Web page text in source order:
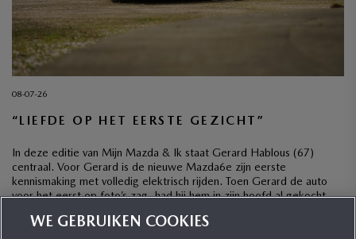
08-07-26
“LIEFDE OP HET EERSTE GEZICHT”
In deze editie van Mijn Mazda & Ik staat Gerard Hablous (67)
centraal. Voor Gerard is de nieuwe Mazda6e zijn eerste
kennismaking met volledig elektrisch rijden. Toen Gerard de auto
voor het eerst op foto’s zag, had hij hem in zijn hoofd al gekocht,
WE GEBRUIKEN COOKIES